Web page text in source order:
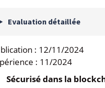
Evaluation détaillée
: 12/11/2024
: 11/2024
Sécurisé dans la